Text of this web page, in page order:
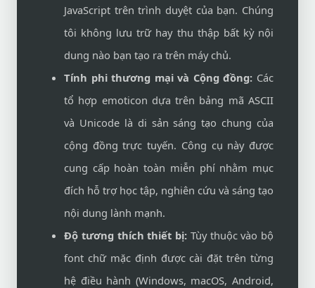
JavaScript trên trình duyệt của bạn. Chúng
tôi không lưu trữ hay thu thập bất kỳ nội
dung nào bạn tạo ra trên máy chủ.
Tính phi thương mại và Cộng đồng: Các
tổ hợp emoticon dựa trên bảng mã ASCII
và Unicode là di sản sáng tạo chung của
cộng đồng trực tuyến. Công cụ này được
cung cấp hoàn toàn miễn phí nhằm mục
đích hỗ trợ học tập, nghiên cứu và sáng tạo
nội dung lành mạnh.
Độ tương thích thiết bị: Tùy thuộc vào bộ
font chữ mặc định được cài đặt trên từng
hệ điều hành (Windows, macOS, Android,